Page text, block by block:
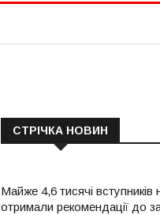
СТРІЧКА НОВИН
Майже 4,6 тисячі вступників
отримали рекомендації до